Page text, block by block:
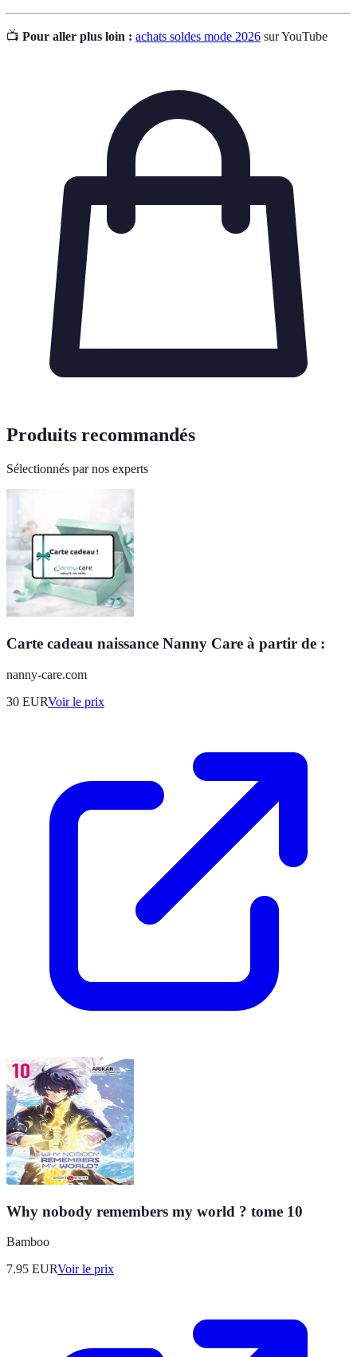
📺 Pour aller plus loin : achats soldes mode 2026 sur YouTube
Produits recommandés
Sélectionnés par nos experts
Carte cadeau naissance Nanny Care à partir de :
nanny-care.com
30 EURVoir le prix
Why nobody remembers my world ? tome 10
Bamboo
7.95 EURVoir le prix